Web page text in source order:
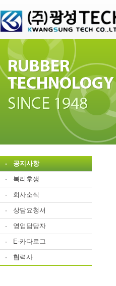
- 공지사항
- 복리후생
- 회사소식
- 상담요청서
- 영업담당자
- E-카다로그
- 협력사